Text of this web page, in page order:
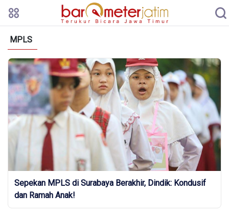
MPLS
Sepekan MPLS di Surabaya Berakhir, Dindik: Kondusif
dan Ramah Anak!